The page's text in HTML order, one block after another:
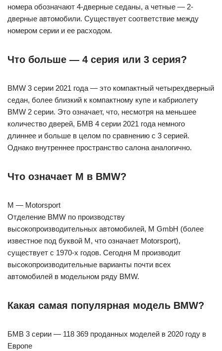
номера обозначают 4-дверные седаны, а четные — 2-
дверные автомобили. Существует соответствие между
номером серии и ее расходом.
Что больше — 4 серия или 3 серия?
BMW 3 серии 2021 года — это компактный четырехдверный
седан, более близкий к компактному купе и кабриолету
BMW 2 серии. Это означает, что, несмотря на меньшее
количество дверей, БМВ 4 серии 2021 года немного
длиннее и больше в целом по сравнению с 3 серией.
Однако внутреннее пространство салона аналогично.
Что означает M в BMW?
M — Motorsport
Отделение BMW по производству
высокопроизводительных автомобилей, M GmbH (более
известное под буквой M, что означает Motorsport),
существует с 1970-х годов. Сегодня M производит
высокопроизводительные варианты почти всех
автомобилей в модельном ряду BMW.
Какая самая популярная модель BMW?
БМВ 3 серии — 118 369 проданных моделей в 2020 году в
Европе